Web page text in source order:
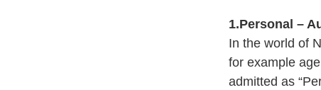
1.Personal –
In the world of
for example
admitted as